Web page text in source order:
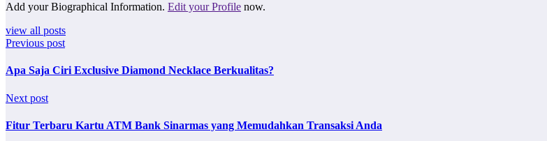
Add your Biographical Information. Edit your Profile now.
view all posts
Previous post
Apa Saja Ciri Exclusive Diamond Necklace Berkualitas?
Next post
Fitur Terbaru Kartu ATM Bank Sinarmas yang Memudahkan Transaksi Anda